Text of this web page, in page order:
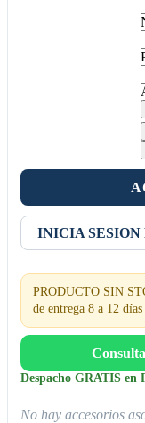
INICIA SESION
PRODUCTO SIN
de entrega 8 a 12
Despacho GRATIS en
No hay accesorios